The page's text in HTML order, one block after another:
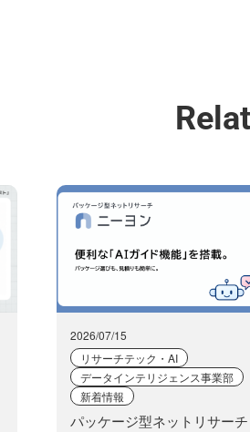
2026/07/15
リサーチテック・AI
データインテリジェンス事業部
新着情報
パッケージ型ネットリサーチ